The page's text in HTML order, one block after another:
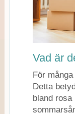
Vad är
För
Detta
bland